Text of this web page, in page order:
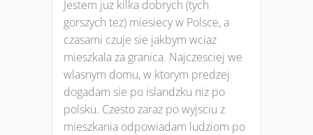
Jestem juz kilka dobrych (tych
gorszych tez) miesiecy w Polsce, a
czasami czuje sie jakbym wciaz
mieszkala za granica. Najczesciej we
wlasnym domu, w ktorym predzej
dogadam sie po islandzku niz po
polsku. Czesto zaraz po wyjsciu z
mieszkania odpowiadam ludziom po